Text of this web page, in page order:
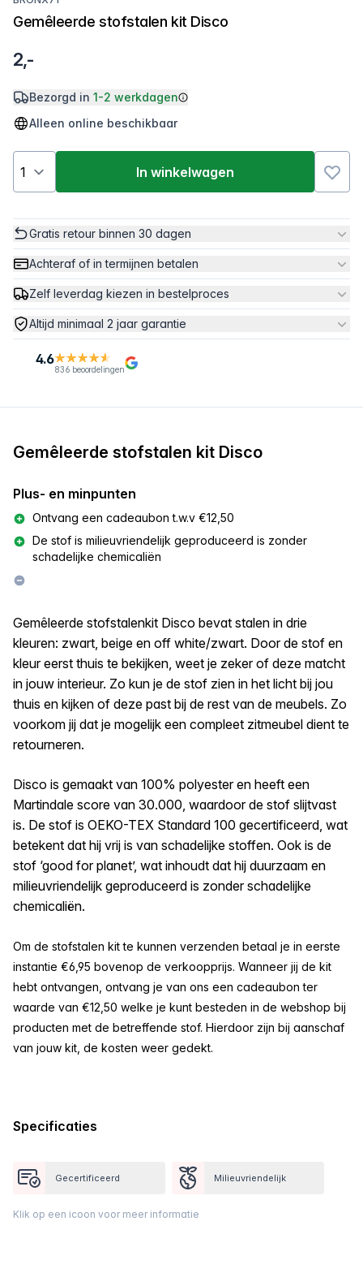
Gemêleerde stofstalen kit Disco
2,-
Bezorgd in 1-2 werkdagen
Alleen online beschikbaar
In winkelwagen
Gratis retour binnen 30 dagen
Achteraf of in termijnen betalen
Zelf leverdag kiezen in bestelproces
Altijd minimaal 2 jaar garantie
4.6
836 beoordelingen
Gemêleerde stofstalen kit Disco
Plus- en minpunten
Ontvang een cadeaubon t.w.v €12,50
De stof is milieuvriendelijk geproduceerd is zonder
schadelijke chemicaliën
Gemêleerde stofstalenkit Disco bevat stalen in drie
kleuren: zwart, beige en off white/zwart. Door de stof en
kleur eerst thuis te bekijken, weet je zeker of deze matcht
in jouw interieur. Zo kun je de stof zien in het licht bij jou
thuis en kijken of deze past bij de rest van de meubels. Zo
voorkom jij dat je mogelijk een compleet zitmeubel dient te
retourneren.
Disco is gemaakt van 100% polyester en heeft een
Martindale score van 30.000, waardoor de stof slijtvast
is. De stof is OEKO-TEX Standard 100 gecertificeerd, wat
betekent dat hij vrij is van schadelijke stoffen. Ook is de
stof ‘good for planet’, wat inhoudt dat hij duurzaam en
milieuvriendelijk geproduceerd is zonder schadelijke
chemicaliën.
Om de stofstalen kit te kunnen verzenden betaal je in eerste
instantie €6,95 bovenop de verkoopprijs. Wanneer jij de kit
hebt ontvangen, ontvang je van ons een cadeaubon ter
waarde van €12,50 welke je kunt besteden in de webshop bij
producten met de betreffende stof. Hierdoor zijn bij aanschaf
van jouw kit, de kosten weer gedekt.
Specificaties
Gecertificeerd Milieuvriendelijk
Klik op een icoon voor meer informatie